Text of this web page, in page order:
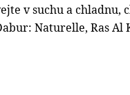
v suchu a
Naturelle, Ras Al